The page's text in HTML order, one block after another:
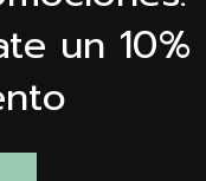
un 10%